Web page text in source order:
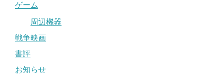
ゲーム
周辺機器
戦争映画
書評
お知らせ